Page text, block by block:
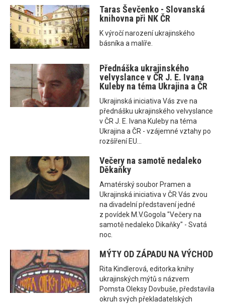
Taras Ševčenko - Slovanská
knihovna při NK ČR
K výročí narození ukrajinského
básníka a malíře.
Přednáška ukrajinského
velvyslance v ČR J. E. Ivana
Kuleby na téma Ukrajina a ČR
Ukrajinská iniciativa Vás zve na
přednášku ukrajinského velvyslance
v ČR J. E. Ivana Kuleby na téma
Ukrajina a ČR - vzájemné vztahy po
rozšíření EU...
Večery na samotě nedaleko
Děkaňky
Amatérský soubor Pramen a
Ukrajinská iniciativa v ČR Vás zvou
na divadelní představení jedné
z povídek M.V.Gogola "Večery na
samotě nedaleko Dikaňky" - Svatá
noc.
MÝTY OD ZÁPADU NA VÝCHOD
Rita Kindlerová, editorka knihy
ukrajinských mýtů s názvem
Pomsta Oleksy Dovbuše, představila
okruh svých překladatelských